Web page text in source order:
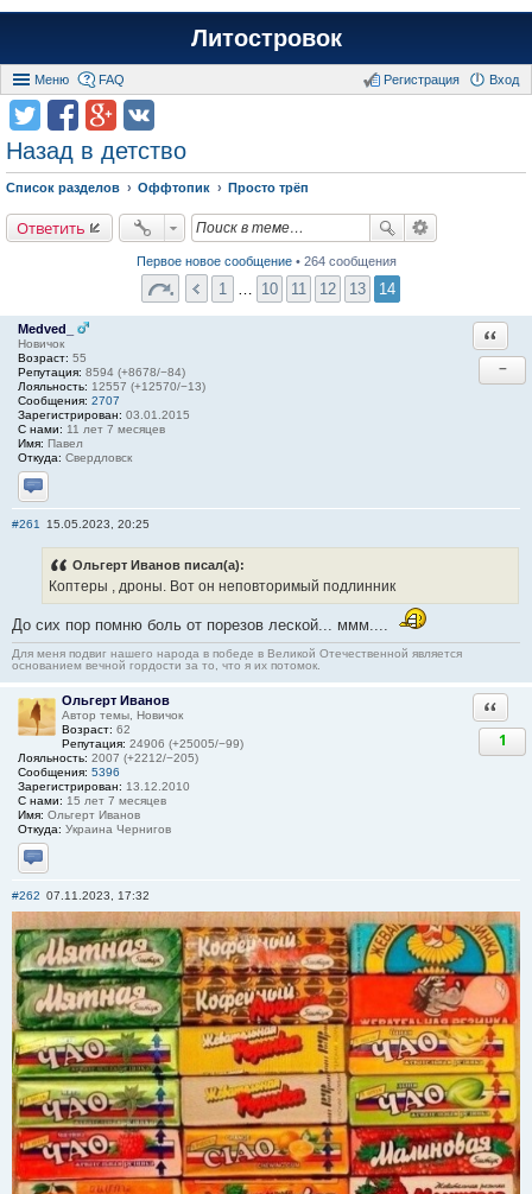
Литостровок
Меню FAQ Вход
Регистрация
Назад в детство
Список разделов Оффтопик Просто трёп
Ответить
Первое новое сообщение• 264 сообщения
1 10 11 12 13 14
Medved_
Новичок
Возраст: 55
Репутация: 8594 (+8678/−84)
Лояльность: 12557 (+12570/−13)
Сообщения: 2707
Зарегистрирован: 03.01.2015
С нами: 11 лет 7 месяцев
Имя: Павел
Откуда: Свердловск
Отправить личное сообщение
−
#261 15.05.2023, 20:25
Ольгерт Иванов писал(а):
Коптеры , дроны. Вот он неповторимый подлинник
До сих пор помню боль от порезов леской... ммм....
Для меня подвиг нашего народа в победе в Великой Отечественной является
основанием вечной гордости за то, что я их потомок.
Ольгерт Иванов
Автор темы, Новичок
Возраст: 62
Репутация: 24906 (+25005/−99)
Лояльность: 2007 (+2212/−205)
Сообщения: 5396
Зарегистрирован: 13.12.2010
С нами: 15 лет 7 месяцев
Имя: Ольгерт Иванов
Откуда: Украина Чернигов
Отправить личное сообщение
1
#262 07.11.2023, 17:32